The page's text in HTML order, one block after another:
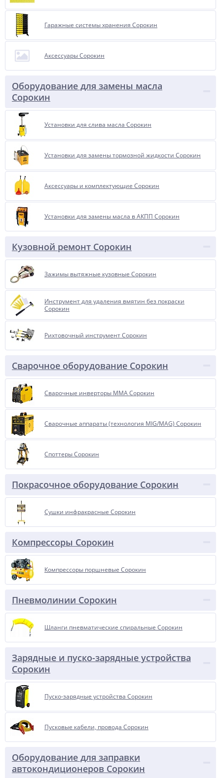
Гаражные системы хранения Сорокин
Аксессуары Сорокин
Оборудование для замены масла
Сорокин
Установки для слива масла Сорокин
Установки для замены тормозной жидкости Сорокин
Аксессуары и комплектующие Сорокин
Установки для замены масла в АКПП Сорокин
Кузовной ремонт Сорокин
Зажимы вытяжные кузовные Сорокин
Инструмент для удаления вмятин без покраски
Сорокин
Рихтовочный инструмент Сорокин
Сварочное оборудование Сорокин
Сварочные инверторы ММА Сорокин
Сварочные аппараты (технология MIG/MAG) Сорокин
Споттеры Сорокин
Покрасочное оборудование Сорокин
Сушки инфракрасные Сорокин
Компрессоры Сорокин
Компрессоры поршневые Сорокин
Пневмолинии Сорокин
Шланги пневматические спиральные Сорокин
Зарядные и пуско-зарядные устройства
Сорокин
Пуско-зарядные устройства Сорокин
Пусковые кабели, провода Сорокин
Оборудование для заправки
автокондиционеров Сорокин